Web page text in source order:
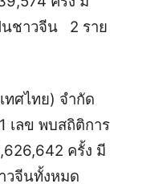
นชาวจีน 2 ราย
ทศไทย) จำกัด
เลข พบสถิติการ
ครั้ง มี
วจีนทั้งหมด